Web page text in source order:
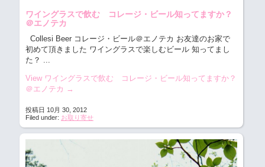
ワイングラスで飲む コレージ・ビール知ってますか？
＠エノテカ
Collesi Beer コレージ・ビール＠エノテカ お友達のお家で
初めて頂きました ワイングラスで楽しむビール 知ってまし
た？
View ワイングラスで飲む コレージ・ビール知ってますか？
＠エノテカ →
投稿日 10月 30, 2012
Filed under: お取り寄せ